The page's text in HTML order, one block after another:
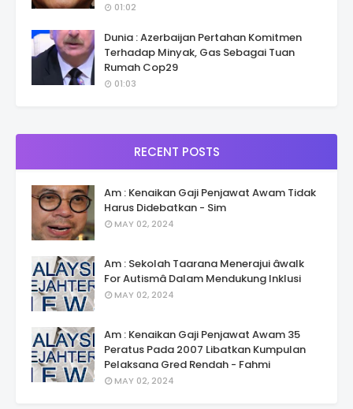
01:02
Dunia : Azerbaijan Pertahan Komitmen
Terhadap Minyak, Gas Sebagai Tuan
Rumah Cop29
01:03
RECENT POSTS
Am : Kenaikan Gaji Penjawat Awam Tidak
Harus Didebatkan - Sim
MAY 02, 2024
Am : Sekolah Taarana Menerajui âwalk
For Autismâ Dalam Mendukung Inklusi
MAY 02, 2024
Am : Kenaikan Gaji Penjawat Awam 35
Peratus Pada 2007 Libatkan Kumpulan
Pelaksana Gred Rendah - Fahmi
MAY 02, 2024